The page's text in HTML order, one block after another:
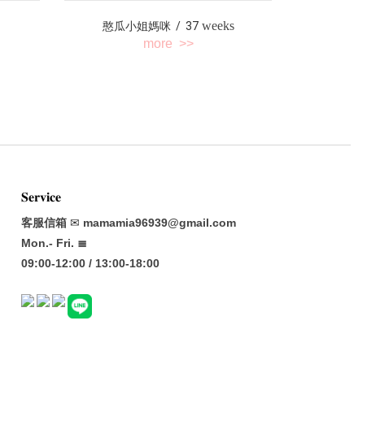
憨瓜小姐媽咪 / 37weeks
more >>
𝐒𝐞𝐫𝐯𝐢𝐜𝐞
客服信箱 ✉ mamamia96939@gmail.com
Mon.- Fri. ≣
09:00-12:00 / 13:00-18:00